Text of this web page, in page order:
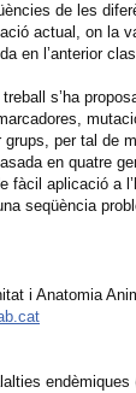
de les
actual, on la
en l’anterior
s’ha
grups, per tal de
en quatre
fàcil aplicació a
seqüència
i Anatomia
endèmiques